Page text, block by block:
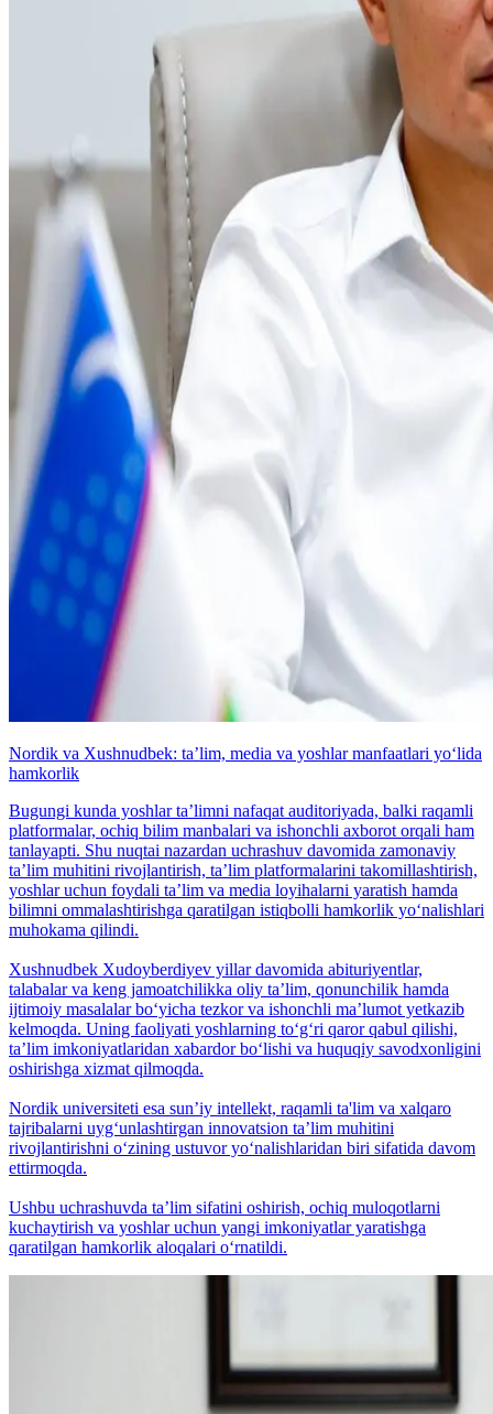
Nordik va Xushnudbek: taʼlim, media va yoshlar manfaatlari yo‘lida
hamkorlik
Bugungi kunda yoshlar taʼlimni nafaqat auditoriyada, balki raqamli
platformalar, ochiq bilim manbalari va ishonchli axborot orqali ham
tanlayapti. Shu nuqtai nazardan uchrashuv davomida zamonaviy
taʼlim muhitini rivojlantirish, taʼlim platformalarini takomillashtirish,
yoshlar uchun foydali taʼlim va media loyihalarni yaratish hamda
bilimni ommalashtirishga qaratilgan istiqbolli hamkorlik yo‘nalishlari
muhokama qilindi.
Xushnudbek Xudoyberdiyev yillar davomida abituriyentlar,
talabalar va keng jamoatchilikka oliy taʼlim, qonunchilik hamda
ijtimoiy masalalar bo‘yicha tezkor va ishonchli maʼlumot yetkazib
kelmoqda. Uning faoliyati yoshlarning to‘g‘ri qaror qabul qilishi,
taʼlim imkoniyatlaridan xabardor bo‘lishi va huquqiy savodxonligini
oshirishga xizmat qilmoqda.
Nordik universiteti esa sunʼiy intellekt, raqamli ta'lim va xalqaro
tajribalarni uyg‘unlashtirgan innovatsion taʼlim muhitini
rivojlantirishni o‘zining ustuvor yo‘nalishlaridan biri sifatida davom
ettirmoqda.
Ushbu uchrashuvda taʼlim sifatini oshirish, ochiq muloqotlarni
kuchaytirish va yoshlar uchun yangi imkoniyatlar yaratishga
qaratilgan hamkorlik aloqalari o‘rnatildi.